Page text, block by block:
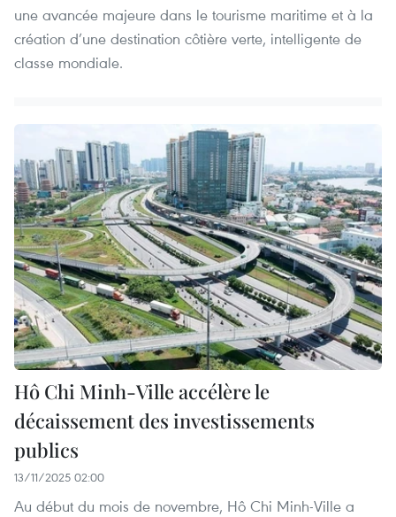
une avancée majeure dans le tourisme maritime et à la
création d’une destination côtière verte, intelligente de
classe mondiale.
Hô Chi Minh-Ville accélère le
décaissement des investissements
publics
13/11/2025 02:00
Au début du mois de novembre, Hô Chi Minh-Ville a